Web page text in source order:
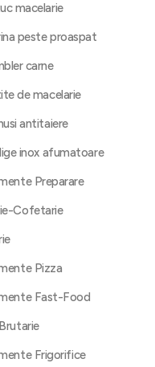
macelarie
peste proaspat
carne
de macelarie
antitaiere
inox afumatoare
Preparare
Cofetarie
Pizza
Fast-Food
Frigorifice